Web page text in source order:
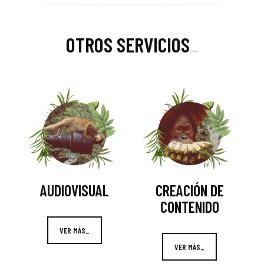
OTROS SERVICIOS_
AUDIOVISUAL
VER MÁS_
CREACIÓN DE
CONTENIDO
VER MÁS_